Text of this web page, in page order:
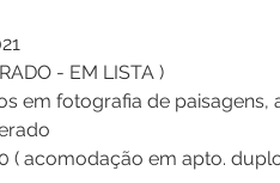
- EM LISTA )
em fotografia de
( acomodação em apto.